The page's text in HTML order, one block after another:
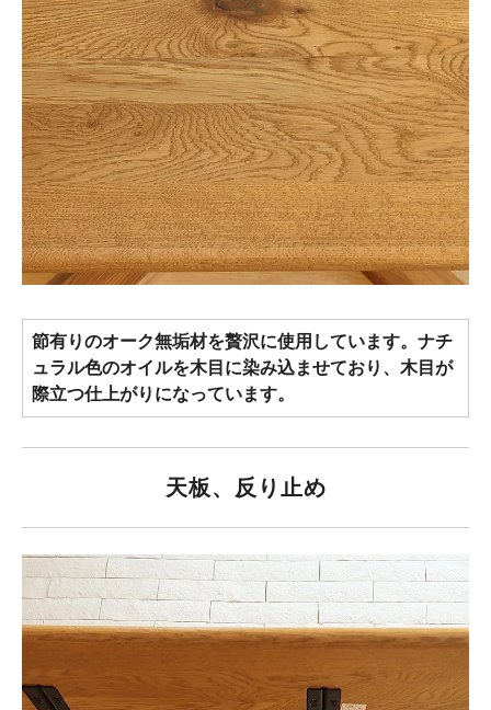
節有りのオーク無垢材を贅沢に使用しています。ナチ
ュラル色のオイルを木目に染み込ませており、木目が
際立つ仕上がりになっています。
天板、反り止め